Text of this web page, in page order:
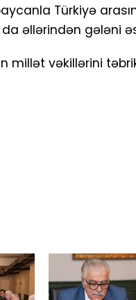
Türkiyə
əllərindən gələni
millət vəkillərini